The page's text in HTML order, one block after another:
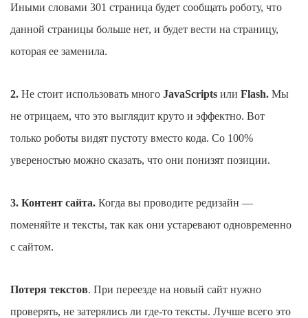
Иными словами 301 страница будет сообщать роботу, что
данной страницы больше нет, и будет вести на страницу,
которая ее заменила.
2. Не стоит использовать много JavaScripts или Flash. Мы
не отрицаем, что это выглядит круто и эффектно. Вот
только роботы видят пустоту вместо кода. Со 100%
увереностью можно сказать, что они понизят позиции.
3. Контент сайта. Когда вы проводите редизайн —
поменяйте и тексты, так как они устаревают одновременно
с сайтом.
Потеря текстов. При переезде на новый сайт нужно
проверять, не затерялись ли где-то тексты. Лучше всего это